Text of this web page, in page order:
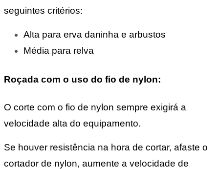
seguintes critérios:
Alta para erva daninha e arbustos
Média para relva
Roçada com o uso do fio de nylon:
O corte com o fio de nylon sempre exigirá a
velocidade alta do equipamento.
Se houver resistência na hora de cortar, afaste o
cortador de nylon, aumente a velocidade de